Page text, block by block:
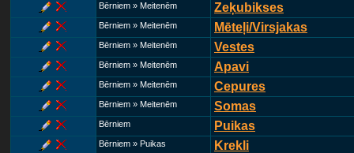
Bērniem » Meitenēm Zeķubikses
Bērniem » Meitenēm Mēteļi/Virsjakas
Bērniem » Meitenēm Vestes
Bērniem » Meitenēm Apavi
Bērniem » Meitenēm Cepures
Bērniem » Meitenēm Somas
Bērniem Puikas
Bērniem » Puikas Krekli